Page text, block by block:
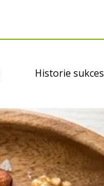
Historie